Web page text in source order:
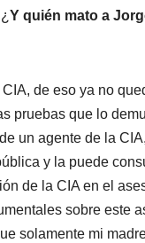
Y quién mato a
de eso ya no
pruebas que lo
un agente de la
y la puede
de la CIA en el
sobre este
solamente mi